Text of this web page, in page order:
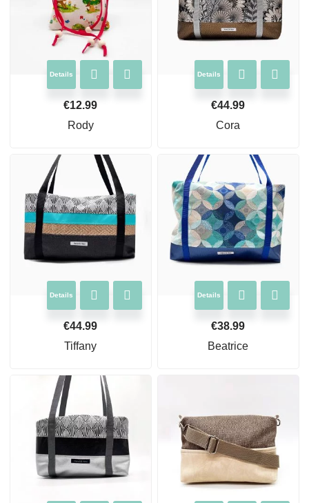
Details
€12.99
Rody
Details
€44.99
Cora
Details
€44.99
Tiffany
Details
€38.99
Beatrice